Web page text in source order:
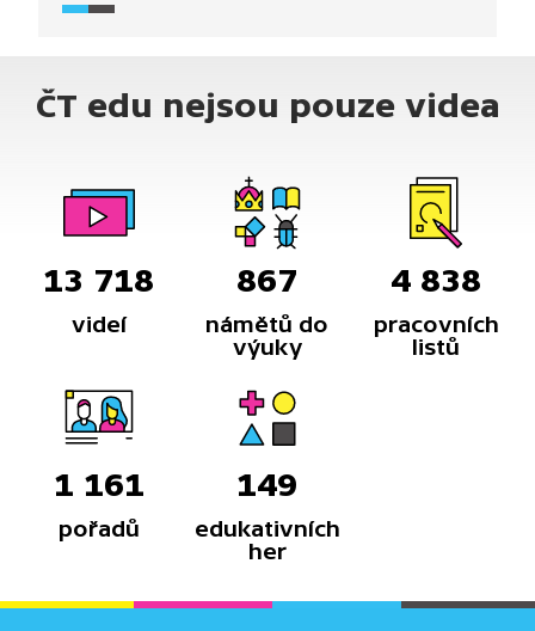
ČT edu nejsou pouze videa
13 718
videí
867
námětů do
výuky
4 838
pracovních
listů
1 161
pořadů
149
edukativních
her